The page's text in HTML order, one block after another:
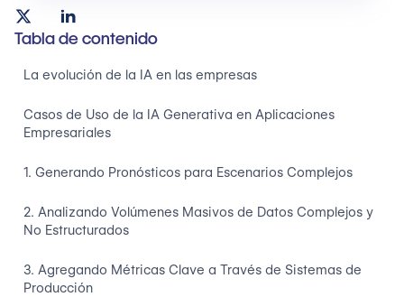
Tabla de contenido
La evolución de la IA en las empresas
Casos de Uso de la IA Generativa en Aplicaciones
Empresariales
1. Generando Pronósticos para Escenarios Complejos
2. Analizando Volúmenes Masivos de Datos Complejos y
No Estructurados
3. Agregando Métricas Clave a Través de Sistemas de
Producción